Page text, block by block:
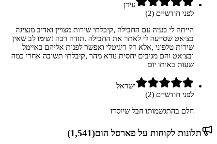
עידן
לפני חודשיים (2)
הייתה לי בעיה עם החבילה ,קיבלתי שירות מצויין ואדיב מנציגה
בצ׳אט שסייעה לי לאתר את החבילה .תודה רבה !שימו לב שאין
שירות טלפוני ,אלא רק דיגיטלי ואפשר לפנות אליהם באיימל
ובצ׳אט והם מגיבים יחסית נורא מהר ,קיבלתי תשובה אחרי כמה
שעות באותו יום
ישראל
לפני חודשיים (2)
חלם בהתגשמותו חבל שיוסדו
תלונות לקוחות עלפארסל הום(
1,541
)